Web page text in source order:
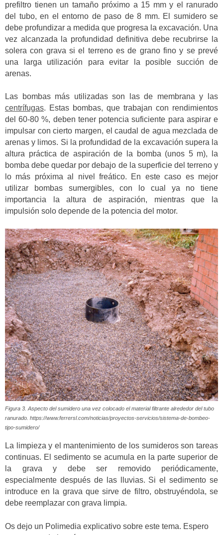
prefiltro tienen un tamaño próximo a 15 mm y el ranurado
del tubo, en el entorno de paso de 8 mm. El sumidero se
debe profundizar a medida que progresa la excavación. Una
vez alcanzada la profundidad definitiva debe recubrirse la
solera con grava si el terreno es de grano fino y se prevé
una larga utilización para evitar la posible succión de
arenas.
Las bombas más utilizadas son las de membrana y las
centrífugas. Estas bombas, que trabajan con rendimientos
del 60-80 %, deben tener potencia suficiente para aspirar e
impulsar con cierto margen, el caudal de agua mezclada de
arenas y limos. Si la profundidad de la excavación supera la
altura práctica de aspiración de la bomba (unos 5 m), la
bomba debe quedar por debajo de la superficie del terreno y
lo más próxima al nivel freático. En este caso es mejor
utilizar bombas sumergibles, con lo cual ya no tiene
importancia la altura de aspiración, mientras que la
impulsión solo depende de la potencia del motor.
Figura 3. Aspecto del sumidero una vez colocado el material filtrante alrededor del tubo
ranurado. https://www.ferrersl.com/noticias/proyectos-servicios/sistema-de-bombeo-
tipo-sumidero/
La limpieza y el mantenimiento de los sumideros son tareas
continuas. El sedimento se acumula en la parte superior de
la grava y debe ser removido periódicamente,
especialmente después de las lluvias. Si el sedimento se
introduce en la grava que sirve de filtro, obstruyéndola, se
debe reemplazar con grava limpia.
Os dejo un Polimedia explicativo sobre este tema. Espero